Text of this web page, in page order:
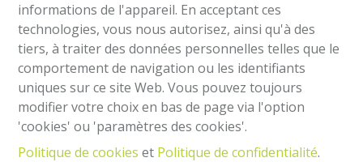
informations de l'appareil. En acceptant ces
technologies, vous nous autorisez, ainsi qu'à des
tiers, à traiter des données personnelles telles que le
comportement de navigation ou les identifiants
uniques sur ce site Web. Vous pouvez toujours
modifier votre choix en bas de page via l'option
'cookies' ou 'paramètres des cookies'.
Politique de cookies et Politique de confidentialité.
Mentions légales
Agent immobilier intermédiaire et régisseur
IPI 504.813- Belgique
Institut professionnel des agents immobiliers, rue